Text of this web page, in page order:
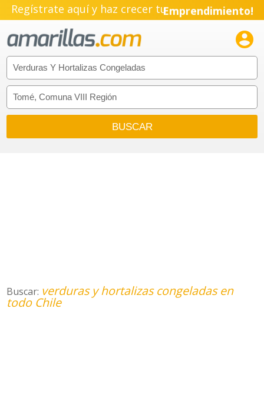
Regístrate aquí y haz crecer tuEmprendimiento!

Buscar: verduras y hortalizas congeladas en
todo Chile